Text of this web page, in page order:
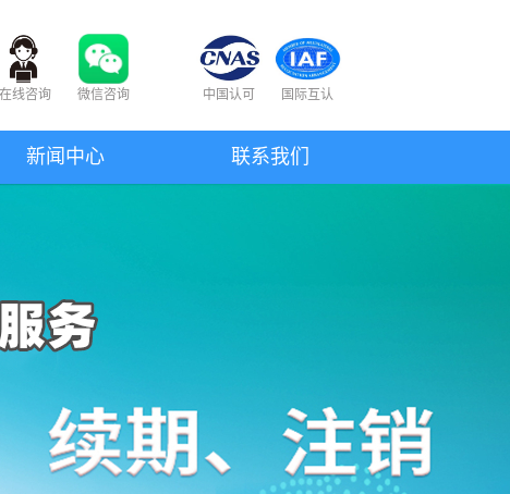
在线咨询 微信咨询 中国认可 国际互认
新闻中心 联系我们